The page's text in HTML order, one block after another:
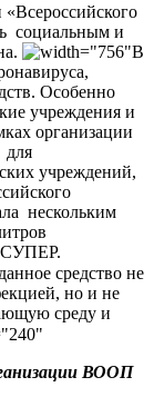
социальным и
В
Особенно
учреждения и
организации
для
учреждений,
нескольким
СУПЕР.
данное средство не
но и не
среду и
ВООП